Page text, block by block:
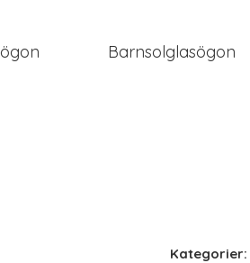
Barnsolglasögon
Kategorier: